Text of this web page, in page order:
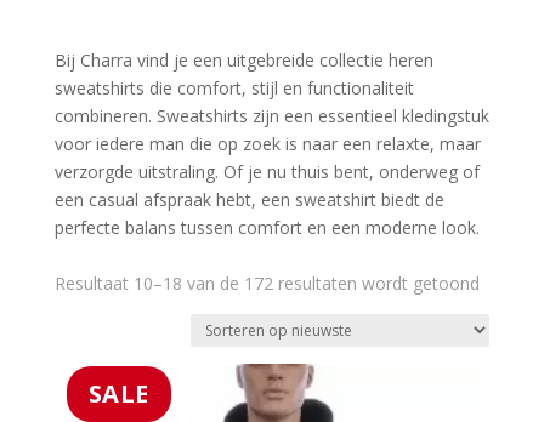
Bij Charra vind je een uitgebreide collectie heren
sweatshirts die comfort, stijl en functionaliteit
combineren. Sweatshirts zijn een essentieel kledingstuk
voor iedere man die op zoek is naar een relaxte, maar
verzorgde uitstraling. Of je nu thuis bent, onderweg of
een casual afspraak hebt, een sweatshirt biedt de
perfecte balans tussen comfort en een moderne look.
Resultaat 10–18 van de 172 resultaten wordt getoond
SALE